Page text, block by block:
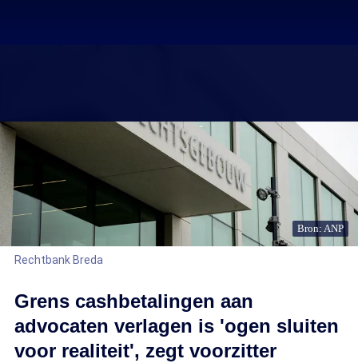
Bron: ANP
Rechtbank Breda
Grens cashbetalingen aan
advocaten verlagen is 'ogen sluiten
voor realiteit', zegt voorzitter